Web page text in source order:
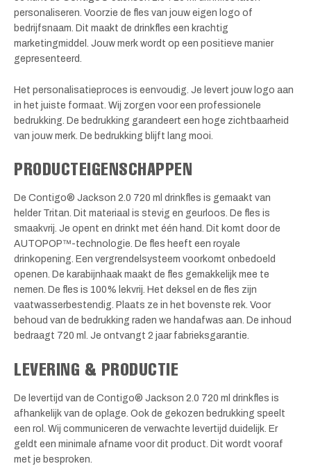
personaliseren. Voorzie de fles van jouw eigen logo of
bedrijfsnaam. Dit maakt de drinkfles een krachtig
marketingmiddel. Jouw merk wordt op een positieve manier
gepresenteerd.
Het personalisatieproces is eenvoudig. Je levert jouw logo aan
in het juiste formaat. Wij zorgen voor een professionele
bedrukking. De bedrukking garandeert een hoge zichtbaarheid
van jouw merk. De bedrukking blijft lang mooi.
PRODUCTEIGENSCHAPPEN
De Contigo® Jackson 2.0 720 ml drinkfles is gemaakt van
helder Tritan. Dit materiaal is stevig en geurloos. De fles is
smaakvrij. Je opent en drinkt met één hand. Dit komt door de
AUTOPOP™-technologie. De fles heeft een royale
drinkopening. Een vergrendelsysteem voorkomt onbedoeld
openen. De karabijnhaak maakt de fles gemakkelijk mee te
nemen. De fles is 100% lekvrij. Het deksel en de fles zijn
vaatwasserbestendig. Plaats ze in het bovenste rek. Voor
behoud van de bedrukking raden we handafwas aan. De inhoud
bedraagt 720 ml. Je ontvangt 2 jaar fabrieksgarantie.
LEVERING & PRODUCTIE
De levertijd van de Contigo® Jackson 2.0 720 ml drinkfles is
afhankelijk van de oplage. Ook de gekozen bedrukking speelt
een rol. Wij communiceren de verwachte levertijd duidelijk. Er
geldt een minimale afname voor dit product. Dit wordt vooraf
met je besproken.